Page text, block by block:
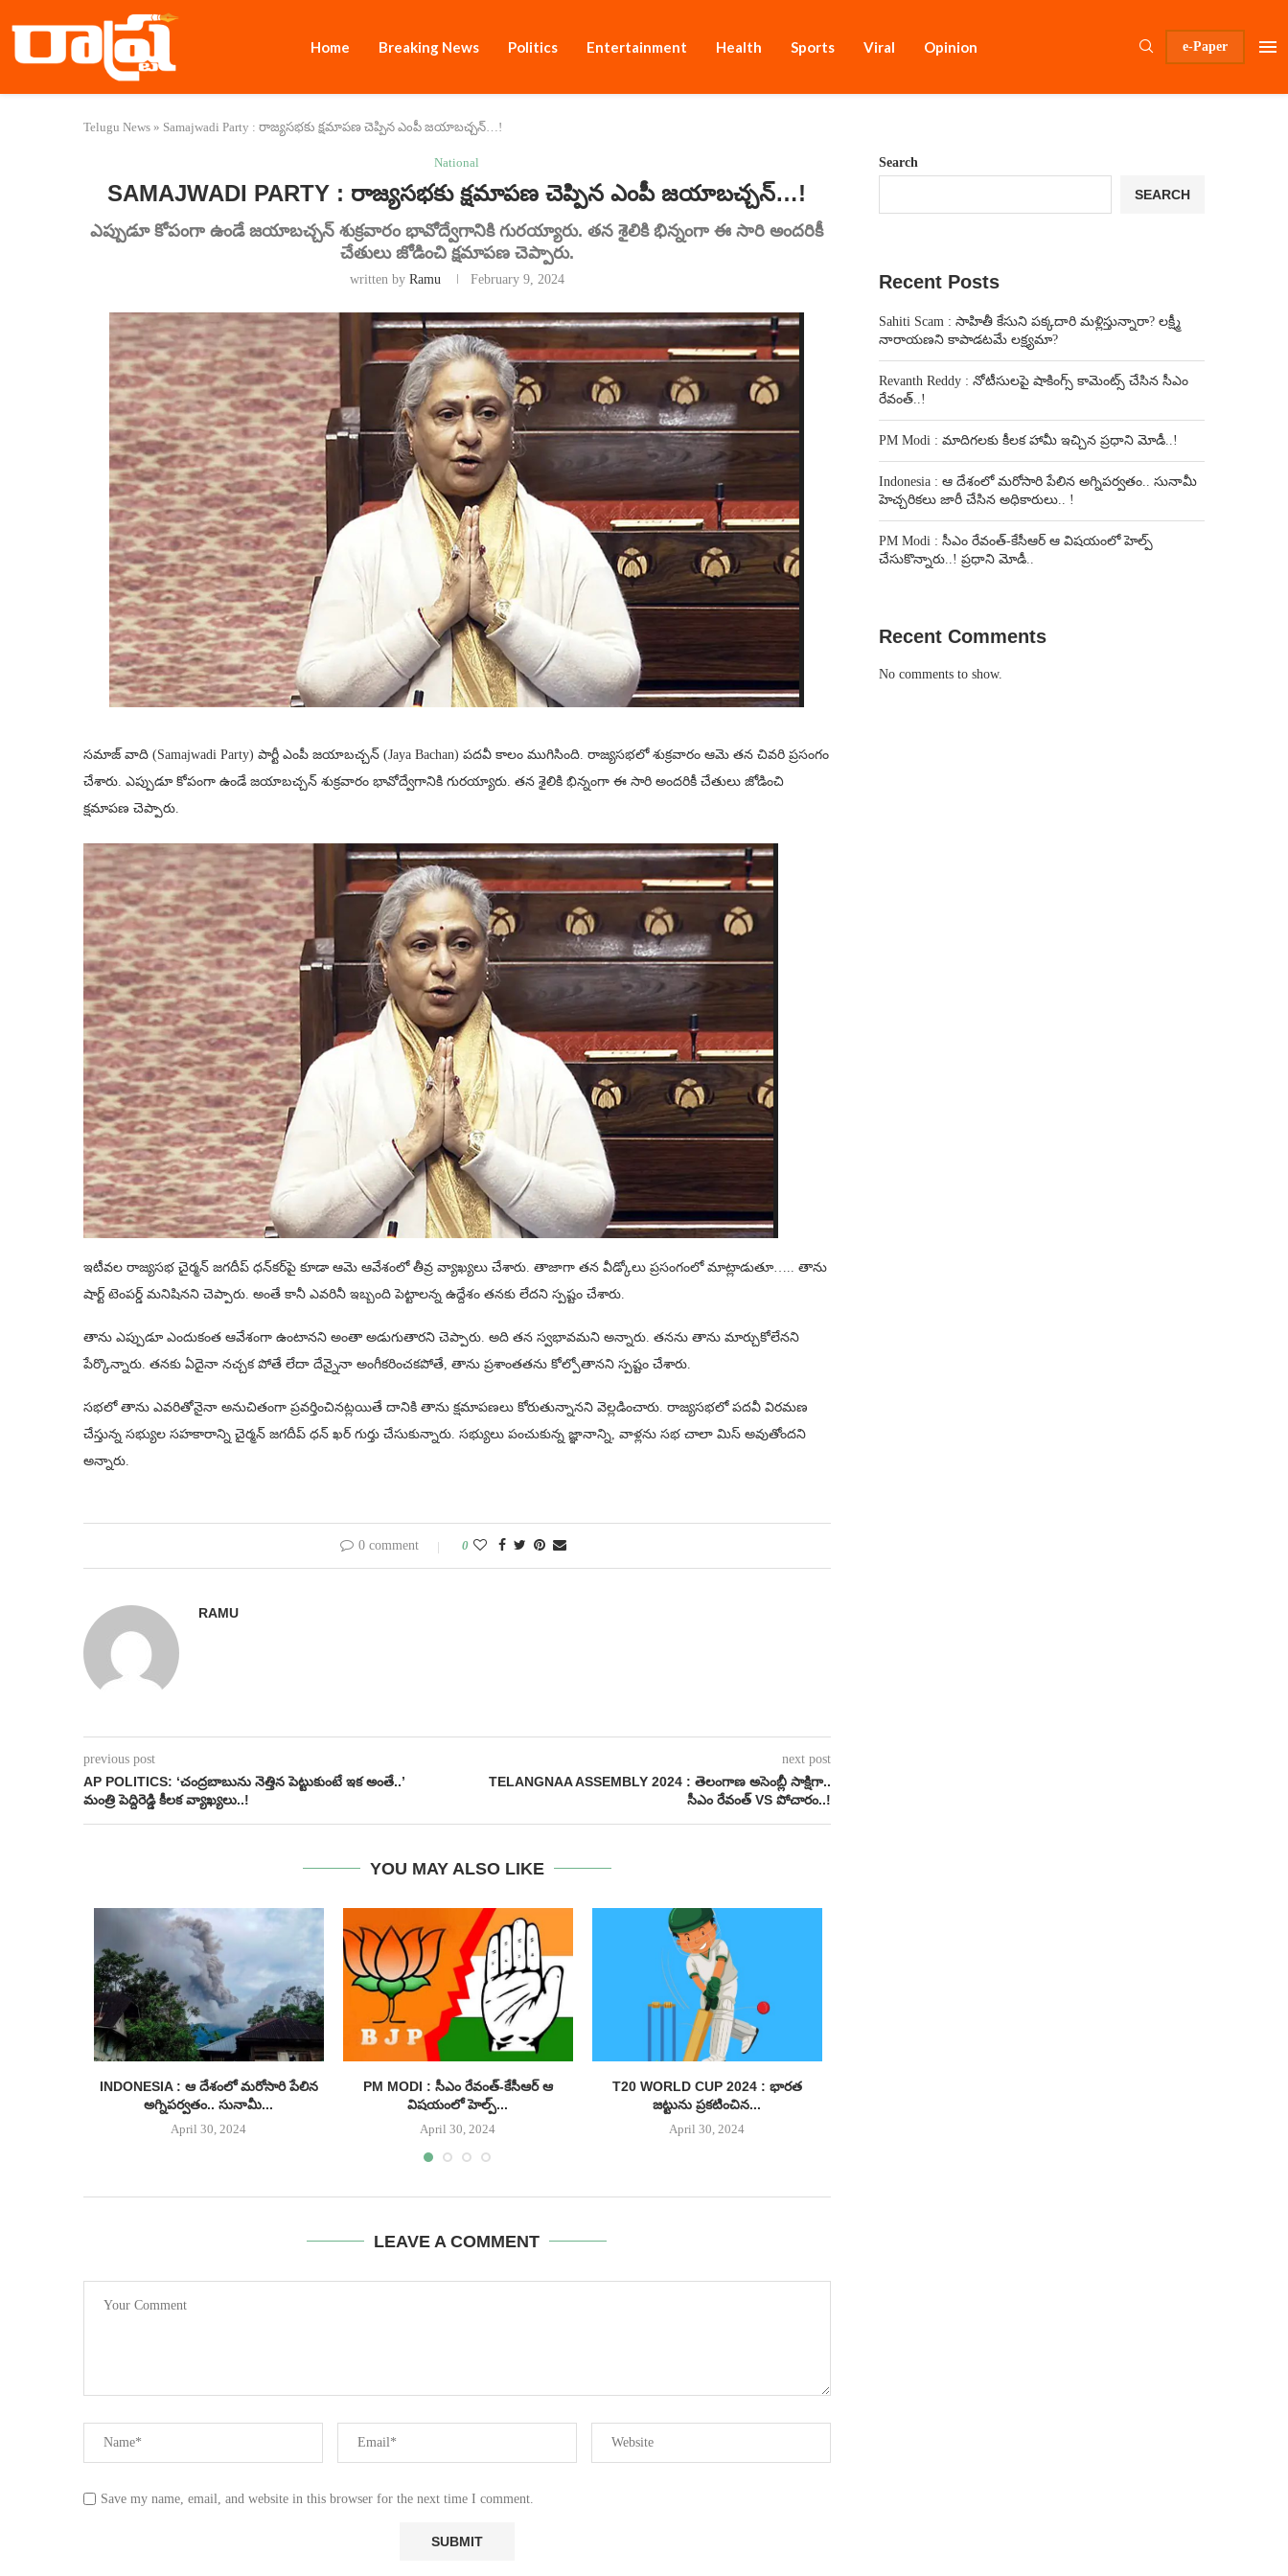
Home Breaking News Politics Entertainment Health Sports Viral Opinion e-Paper
Telugu News » Samajwadi Party : రాజ్యసభకు క్షమాపణ చెప్పిన ఎంపీ జయాబచ్చన్…!
National
SAMAJWADI PARTY : రాజ్యసభకు క్షమాపణ చెప్పిన ఎంపీ జయాబచ్చన్…!
ఎప్పుడూ కోపంగా ఉండే జయాబచ్చన్ శుక్రవారం భావోద్వేగానికి గురయ్యారు. తన శైలికి భిన్నంగా ఈ సారి అందరికీ
చేతులు జోడించి క్షమాపణ చెప్పారు.
written by Ramu February 9, 2024
సమాజ్ వాది (Samajwadi Party) పార్టీ ఎంపీ జయాబచ్చన్ (Jaya Bachan) పదవీ కాలం ముగిసింది. రాజ్యసభలో శుక్రవారం ఆమె తన చివరి ప్రసంగం
చేశారు. ఎప్పుడూ కోపంగా ఉండే జయాబచ్చన్ శుక్రవారం భావోద్వేగానికి గురయ్యారు. తన శైలికి భిన్నంగా ఈ సారి అందరికీ చేతులు జోడించి
క్షమాపణ చెప్పారు.
ఇటీవల రాజ్యసభ చైర్మన్ జగదీప్ ధన్‌కర్‌పై కూడా ఆమె ఆవేశంలో తీవ్ర వ్యాఖ్యలు చేశారు. తాజాగా తన వీడ్కోలు ప్రసంగంలో మాట్లాడుతూ….. తాను
షార్ట్ టెంపర్డ్ మనిషినని చెప్పారు. అంతే కానీ ఎవరినీ ఇబ్బంది పెట్టాలన్న ఉద్దేశం తనకు లేదని స్పష్టం చేశారు.
తాను ఎప్పుడూ ఎందుకంత ఆవేశంగా ఉంటానని అంతా అడుగుతారని చెప్పారు. అది తన స్వభావమని అన్నారు. తనను తాను మార్చుకోలేనని
పేర్కొన్నారు. తనకు ఏదైనా నచ్చక పోతే లేదా దేన్నైనా అంగీకరించకపోతే, తాను ప్రశాంతతను కోల్పోతానని స్పష్టం చేశారు.
సభలో తాను ఎవరితోనైనా అనుచితంగా ప్రవర్తించినట్లయితే దానికి తాను క్షమాపణలు కోరుతున్నానని వెల్లడించారు. రాజ్యసభలో పదవీ విరమణ
చేస్తున్న సభ్యుల సహకారాన్ని చైర్మన్ జగదీప్ ధన్ ఖర్ గుర్తు చేసుకున్నారు. సభ్యులు పంచుకున్న జ్ఞానాన్ని, వాళ్లను సభ చాలా మిస్ అవుతోందని
అన్నారు.
0 comment 0
RAMU
previous post
AP POLITICS: ‘చంద్రబాబును నెత్తిన పెట్టుకుంటే ఇక అంతే..’
మంత్రి పెద్దిరెడ్డి కీలక వ్యాఖ్యలు..!
next post
TELANGNAA ASSEMBLY 2024 : తెలంగాణ అసెంబ్లీ సాక్షిగా..
సీఎం రేవంత్ VS పోచారం..!
YOU MAY ALSO LIKE
INDONESIA : ఆ దేశంలో మరోసారి పేలిన
అగ్నిపర్వతం.. సునామీ...
April 30, 2024
PM MODI : సీఎం రేవంత్-కేసీఆర్ ఆ
విషయంలో హెల్ప్...
April 30, 2024
T20 WORLD CUP 2024 : భారత
జట్టును ప్రకటించిన...
April 30, 2024
LEAVE A COMMENT
Save my name, email, and website in this browser for the next time I comment.
Search
SEARCH
Recent Posts
Sahiti Scam : సాహితీ కేసుని పక్కదారి మళ్లిస్తున్నారా? లక్ష్మీ
నారాయణని కాపాడటమే లక్ష్యమా?
Revanth Reddy : నోటీసులపై షాకింగ్స్ కామెంట్స్ చేసిన సీఎం
రేవంత్..!
PM Modi : మాదిగలకు కీలక హామీ ఇచ్చిన ప్రధాని మోడీ..!
Indonesia : ఆ దేశంలో మరోసారి పేలిన అగ్నిపర్వతం.. సునామీ
హెచ్చరికలు జారీ చేసిన అధికారులు.. !
PM Modi : సీఎం రేవంత్-కేసీఆర్ ఆ విషయంలో హెల్ప్
చేసుకొన్నారు..! ప్రధాని మోడీ..
Recent Comments
No comments to show.